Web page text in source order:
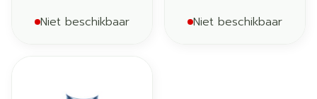
Niet beschikbaar Niet beschikbaar